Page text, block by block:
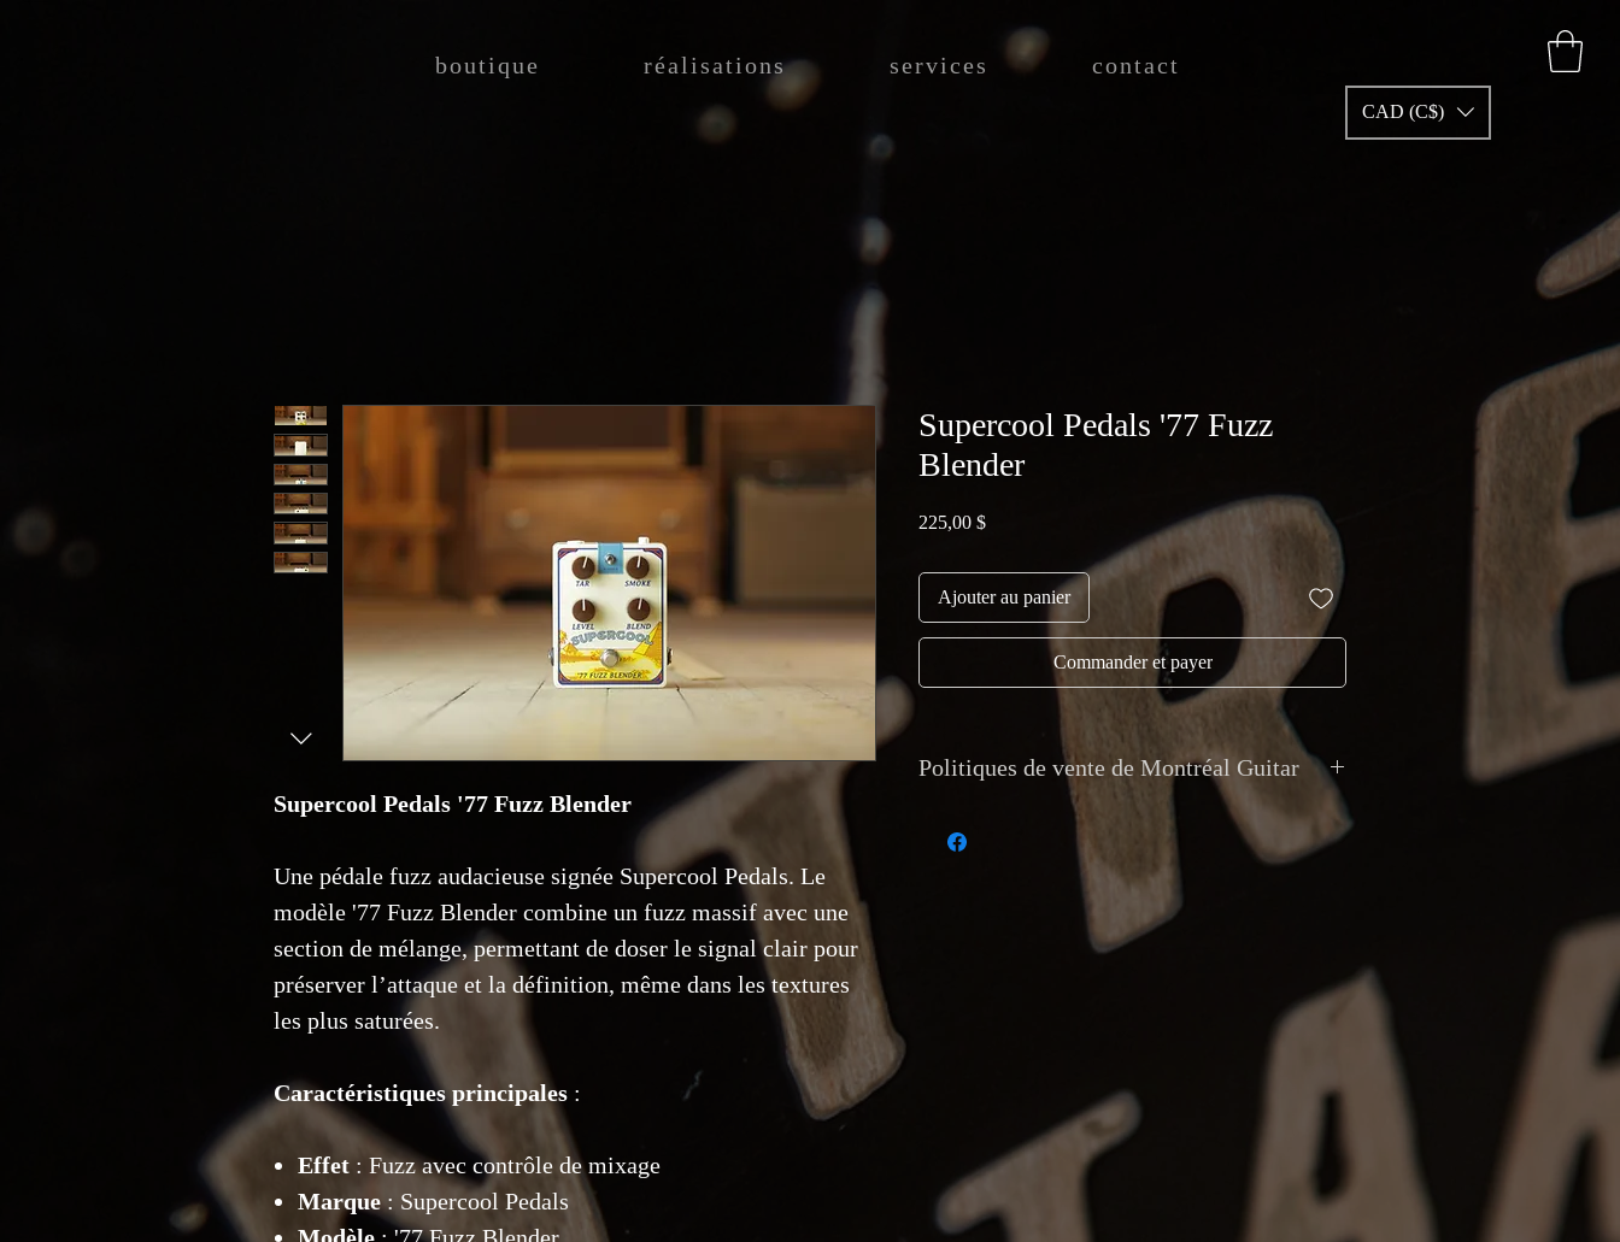
CAD (C$)
boutique réalisations services contact
Supercool Pedals '77 Fuzz Blender
Une pédale fuzz audacieuse signée Supercool Pedals. Le
modèle '77 Fuzz Blender combine un fuzz massif avec une
section de mélange, permettant de doser le signal clair pour
préserver l’attaque et la définition, même dans les textures
les plus saturées.
Caractéristiques principales :
Effet : Fuzz avec contrôle de mixage
Marque: Supercool Pedals
Modèle : '77 Fuzz Blender
Supercool Pedals '77 Fuzz
Blender
225,00 $Prix
Ajouter au panier
Commander et payer
Politiques de vente de Montréal Guitar
Devise et paiement: Toutes les transactions sont en CAD.
Les paiements sont acceptés en argent comptant, débit,
Montréal Guitar n’accepte pas les échanges de valeur
suivi est offerte pour votre tranquillité d'esprit. La collecte
locale est également possible sur rendez-vous chez
décrits. Les retours ne sont acceptés que si l’article reçu ne
correspond pas à la description ou présente un problème
fonctionnel majeur non mentionné. Les retours doivent
être signalés dans un délai de 48 heures après réception,
avec l'article retourné dans le même état. Les frais de
retour sont à la charge de l'acheteur.